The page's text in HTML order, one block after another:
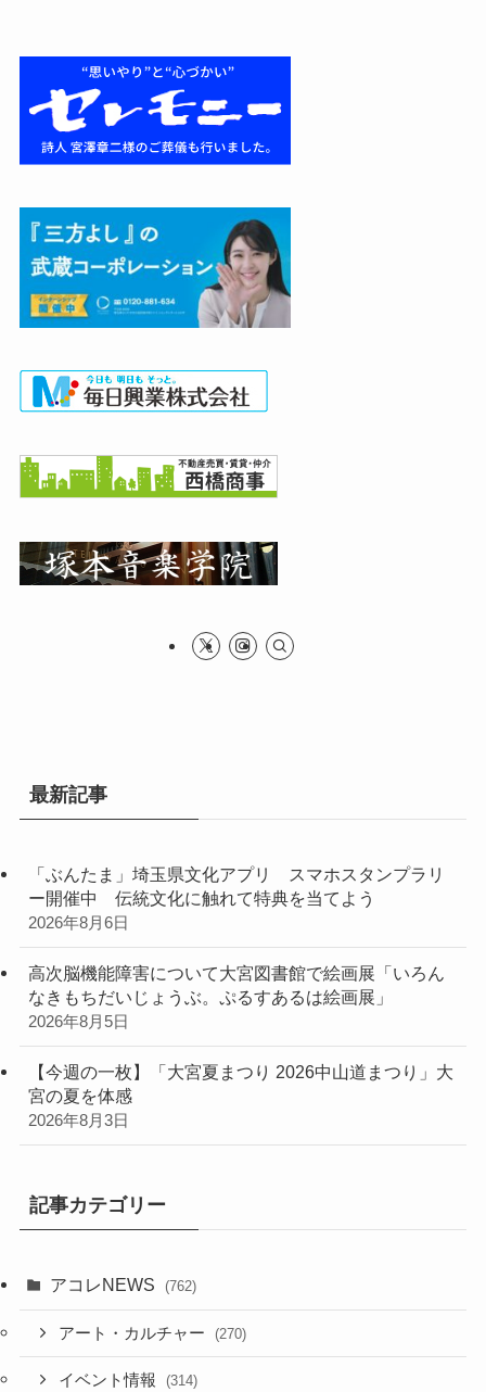
最新記事
「ぶんたま」埼玉県文化アプリ スマホスタンプラリ
ー開催中 伝統文化に触れて特典を当てよう
2026年8月6日
高次脳機能障害について大宮図書館で絵画展「いろん
なきもちだいじょうぶ。ぷるすあるは絵画展」
2026年8月5日
【今週の一枚】「大宮夏まつり 2026中山道まつり」大
宮の夏を体感
2026年8月3日
記事カテゴリー
アコレNEWS (762)
アート・カルチャー (270)
イベント情報 (314)